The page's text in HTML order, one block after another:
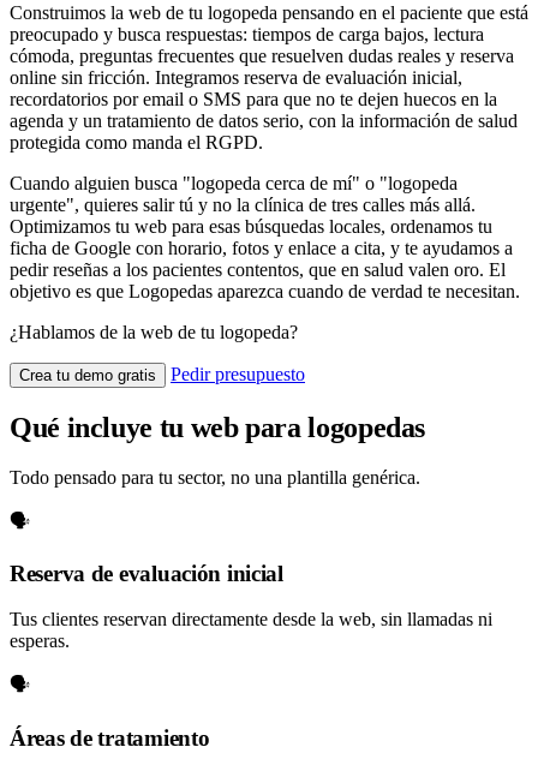
Construimos la web de tu logopeda pensando en el paciente que está
preocupado y busca respuestas: tiempos de carga bajos, lectura
cómoda, preguntas frecuentes que resuelven dudas reales y reserva
online sin fricción. Integramos reserva de evaluación inicial,
recordatorios por email o SMS para que no te dejen huecos en la
agenda y un tratamiento de datos serio, con la información de salud
protegida como manda el RGPD.
Cuando alguien busca "logopeda cerca de mí" o "logopeda
urgente", quieres salir tú y no la clínica de tres calles más allá.
Optimizamos tu web para esas búsquedas locales, ordenamos tu
ficha de Google con horario, fotos y enlace a cita, y te ayudamos a
pedir reseñas a los pacientes contentos, que en salud valen oro. El
objetivo es que Logopedas aparezca cuando de verdad te necesitan.
¿Hablamos de la web de tu logopeda?
Crea tu demo gratis Pedir presupuesto
Qué incluye tu web para logopedas
Todo pensado para tu sector, no una plantilla genérica.
🗣️
Reserva de evaluación inicial
Tus clientes reservan directamente desde la web, sin llamadas ni
esperas.
🗣️
Áreas de tratamiento